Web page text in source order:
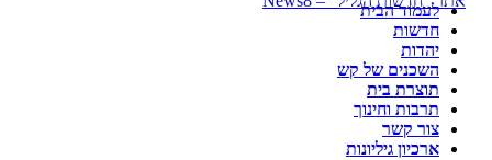
לעמוד הבית
חדשות
יהדות
השכנים של קש
תוצרת בית
תרבות וחינוך
צור קשר
ארכיון גיליונות